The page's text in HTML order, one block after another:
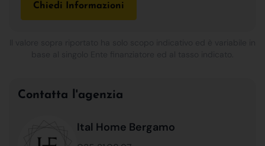
Chiedi Informazioni
Contatta l'agenzia
Ital Home Bergamo